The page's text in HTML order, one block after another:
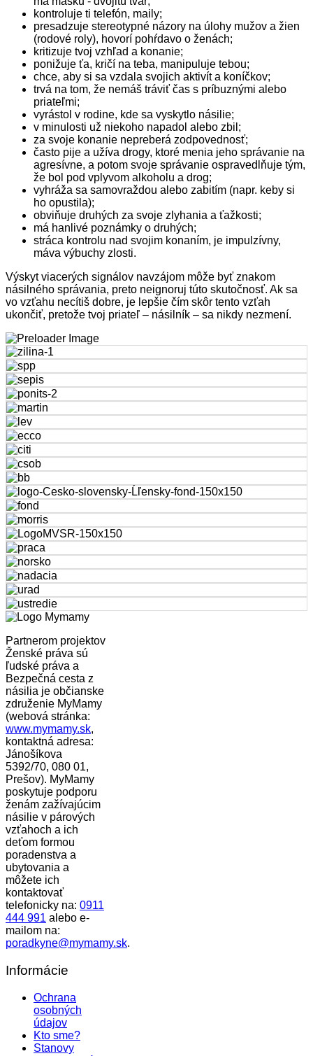
kontroluje ti telefón, maily;
presadzuje stereotypné názory na úlohy mužov a žien
(rodové roly), hovorí pohŕdavo o ženách;
kritizuje tvoj vzhľad a konanie;
ponižuje ťa, kričí na teba, manipuluje tebou;
chce, aby si sa vzdala svojich aktivít a koníčkov;
trvá na tom, že nemáš tráviť čas s príbuznými alebo
priateľmi;
vyrástol v rodine, kde sa vyskytlo násilie;
v minulosti už niekoho napadol alebo zbil;
za svoje konanie nepreberá zodpovednosť;
často pije a užíva drogy, ktoré menia jeho správanie na
agresívne, a potom svoje správanie ospravedlňuje tým,
že bol pod vplyvom alkoholu a drog;
vyhráža sa samovraždou alebo zabitím (napr. keby si
ho opustila);
obviňuje druhých za svoje zlyhania a ťažkosti;
má hanlivé poznámky o druhých;
stráca kontrolu nad svojim konaním, je impulzívny,
máva výbuchy zlosti.
Výskyt viacerých signálov navzájom môže byť znakom
násilného správania, preto neignoruj túto skutočnosť. Ak sa
vo vzťahu necítiš dobre, je lepšie čím skôr tento vzťah
ukončiť, pretože tvoj priateľ – násilník – sa nikdy nezmení.
Partnerom projektov
Ženské práva sú
ľudské práva a
Bezpečná cesta z
násilia je občianske
združenie MyMamy
(webová stránka:
www.mymamy.sk,
kontaktná adresa:
Jánošíkova
5392/70, 080 01,
Prešov). MyMamy
poskytuje podporu
ženám zažívajúcim
násilie v párových
vzťahoch a ich
deťom formou
poradenstva a
ubytovania a
môžete ich
kontaktovať
telefonicky na: 0911
444 991 alebo e-
mailom na:
poradkyne@mymamy.sk.
Informácie
Ochrana
osobných
údajov
Kto sme?
Stanovy